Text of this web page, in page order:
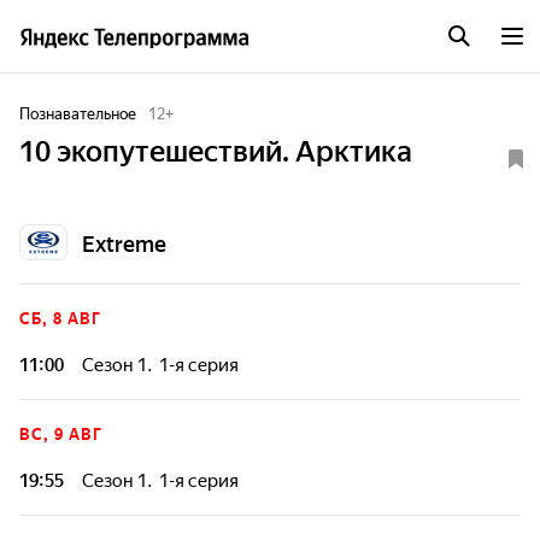
Познавательное 12+
10 экопутешествий. Арктика
Extreme
СБ, 8 АВГ
11:00 Сезон 1. 1-я серия
Сериал является продолжением первого сезона и
севера от Баренцева моря до Камчатки. Основой сериала
Арктических регионов. Также в сериале идет рассказ о
ВС, 9 АВГ
19:55 Сезон 1. 1-я серия
Сериал является продолжением первого сезона и